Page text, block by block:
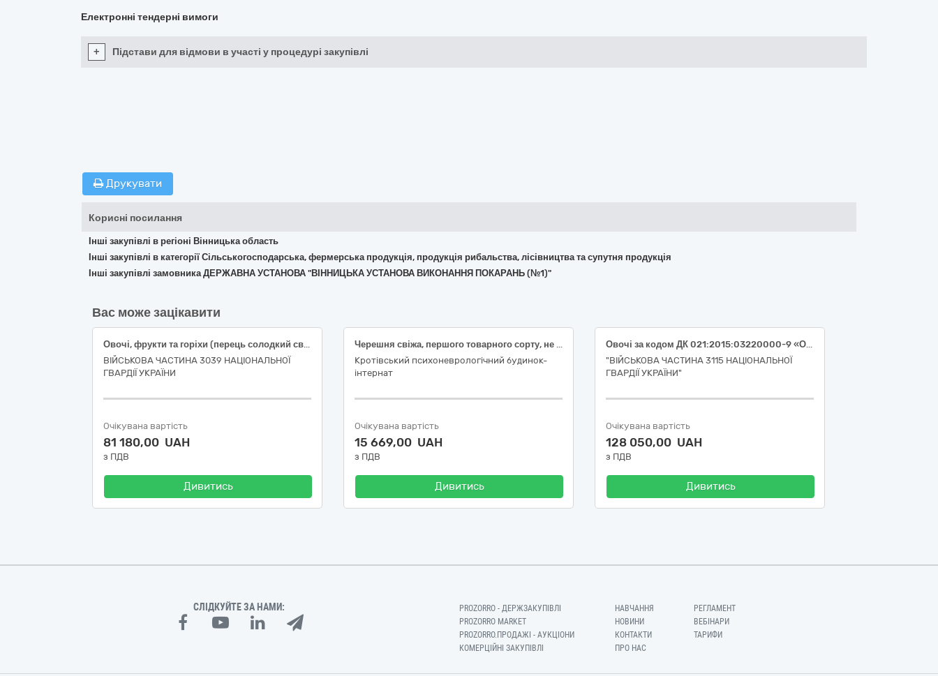
Електронні тендерні вимоги
+ Підстави для відмови в участі у процедурі закупівлі
Друкувати
Корисні посилання
Інші закупівлі в регіоні Вінницька область
Інші закупівлі в категорії Сільськогосподарська, фермерська продукція, продукція рибальства, лісівництва та супутня продукція
Інші закупівлі замовника ДЕРЖАВНА УСТАНОВА "ВІННИЦЬКА УСТАНОВА ВИКОНАННЯ ПОКАРАНЬ (№1)"
Вас може зацікавити
Овочі, фрукти та горіхи (перець солодкий свіжий подовженої форми, огірки свіжі польові короткоплідні, помідори тепличні свіжі округлі, часник свіжий вищого товарного сорту)
ВІЙСЬКОВА ЧАСТИНА 3039 НАЦІОНАЛЬНОЇ
ГВАРДІЇ УКРАЇНИ
Очікувана вартість
81 180,00 UAH
з ПДВ
Дивитись
Черешня свіжа, першого товарного сорту, не менше 20 мм, ДСТУ 8153; Полуниця свіжа, першого товарного сорту, ДСТУ 7653
Кротівський психоневрологічний будинок-
інтернат
Очікувана вартість
15 669,00 UAH
з ПДВ
Дивитись
Овочі за кодом ДК 021:2015:03220000-9 «Овочі, фрукти та горіхи», а саме: капуста цвітна (ДК 021:2015:03221420-6 «Капуста цвітна»), баклажан (ДК 021:2015:03221200-8 «Плодові овочі»), кабачок (ДК 021:2015:03221250-3 «Кабачки»), огірок свіжий (ДК 021:2015:03221270-9 «Огірки»), перець солодкий (ДК 021:2015:03221230-7 «Перець овочевий»).
"ВІЙСЬКОВА ЧАСТИНА 3115 НАЦІОНАЛЬНОЇ
ГВАРДІЇ УКРАЇНИ"
Очікувана вартість
128 050,00 UAH
з ПДВ
Дивитись
СЛІДКУЙТЕ ЗА НАМИ:
PROZORRO - ДЕРЖЗАКУПІВЛІ
PROZORRO MARKET
PROZORRO.ПРОДАЖІ - АУКЦІОНИ
КОМЕРЦІЙНІ ЗАКУПІВЛІ
НАВЧАННЯ
НОВИНИ
КОНТАКТИ
ПРО НАС
РЕГЛАМЕНТ
ВЕБІНАРИ
ТАРИФИ